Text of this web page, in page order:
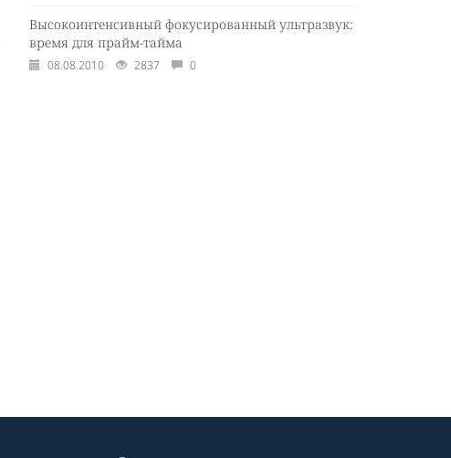
Высокоинтенсивный фокусированный ультразвук:
время для прайм-тайма
08.08.2010 2837 0